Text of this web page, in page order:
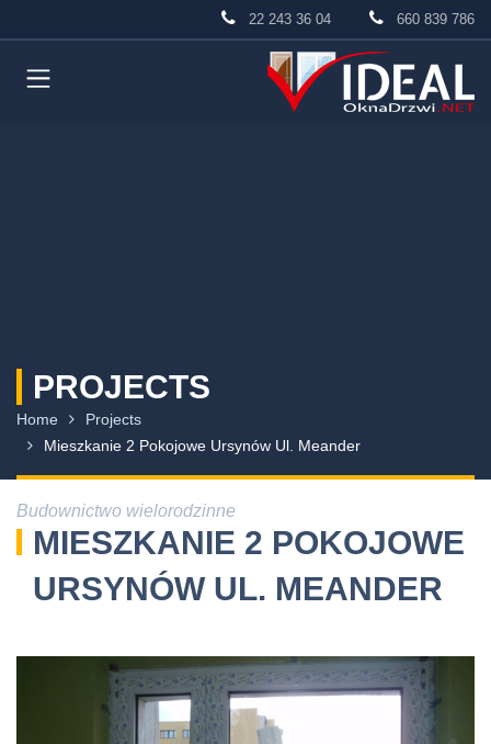
22 243 36 04 660 839 786
PROJECTS
Home
Projects
Mieszkanie 2 Pokojowe Ursynów Ul. Meander
Budownictwo wielorodzinne
MIESZKANIE 2 POKOJOWE
URSYNÓW UL. MEANDER